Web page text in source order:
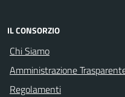
IL CONSORZIO
Chi Siamo
Amministrazione
Regolamenti